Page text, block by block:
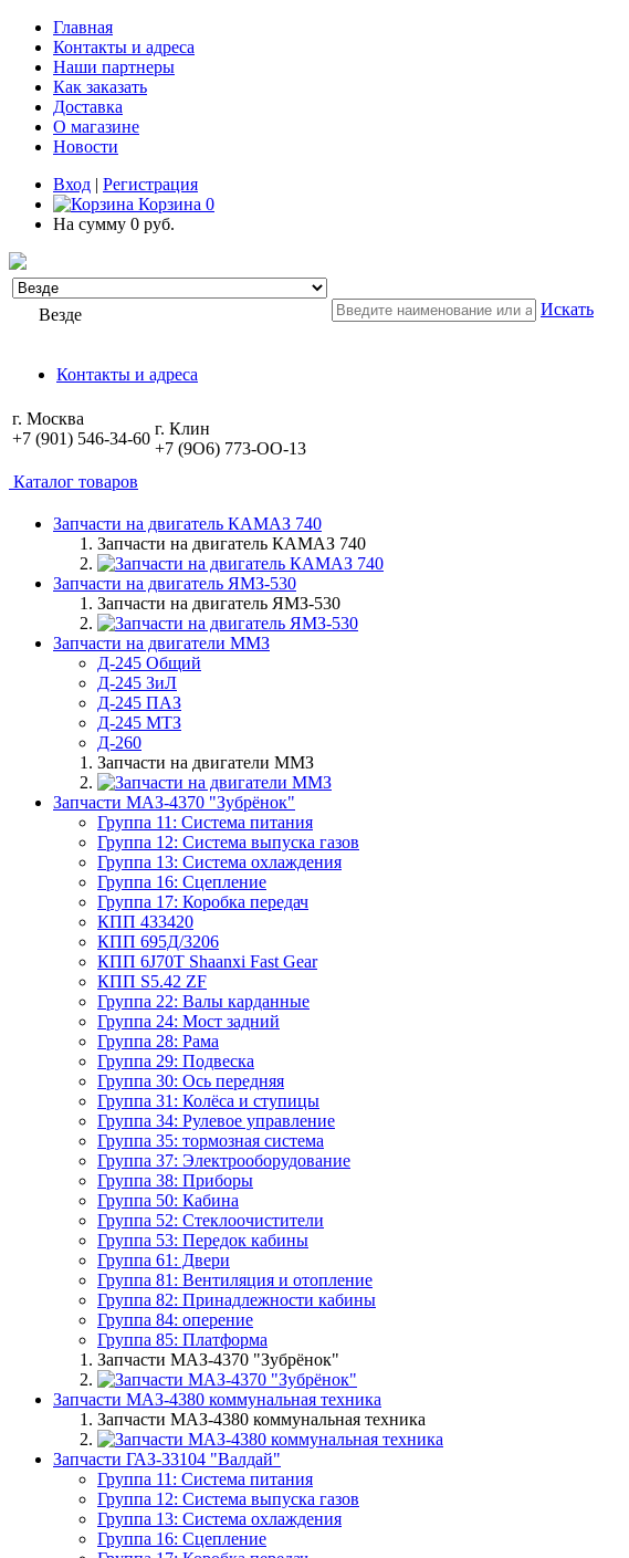
Главная
Контакты и адреса
Наши партнеры
Как заказать
Доставка
О магазине
Новости
Вход | Регистрация
Корзина 0
На сумму 0 руб.
Везде Искать
Контакты и адреса
г. Москва
+7 (901) 546-34-60
г. Клин
+7 (9O6) 773-OO-13
Каталог товаров
Запчасти на двигатель КАМАЗ 740
Запчасти на двигатель КАМАЗ 740
Запчасти на двигатель ЯМЗ-530
Запчасти на двигатель ЯМЗ-530
Запчасти на двигатели ММЗ
Д-245 Общий
Д-245 ЗиЛ
Д-245 ПАЗ
Д-245 МТЗ
Д-260
Запчасти на двигатели ММЗ
Запчасти МАЗ-4370 "Зубрёнок"
Группа 11: Система питания
Группа 12: Система выпуска газов
Группа 13: Система охлаждения
Группа 16: Сцепление
Группа 17: Коробка передач
КПП 433420
КПП 695Д/3206
КПП 6J70T Shaanxi Fast Gear
КПП S5.42 ZF
Группа 22: Валы карданные
Группа 24: Мост задний
Группа 28: Рама
Группа 29: Подвеска
Группа 30: Ось передняя
Группа 31: Колёса и ступицы
Группа 34: Рулевое управление
Группа 35: тормозная система
Группа 37: Электрооборудование
Группа 38: Приборы
Группа 50: Кабина
Группа 52: Стеклоочистители
Группа 53: Передок кабины
Группа 61: Двери
Группа 81: Вентиляция и отопление
Группа 82: Принадлежности кабины
Группа 84: оперение
Группа 85: Платформа
Запчасти МАЗ-4370 "Зубрёнок"
Запчасти МАЗ-4380 коммунальная техника
Запчасти МАЗ-4380 коммунальная техника
Запчасти ГАЗ-33104 "Валдай"
Группа 11: Система питания
Группа 12: Система выпуска газов
Группа 13: Система охлаждения
Группа 16: Сцепление